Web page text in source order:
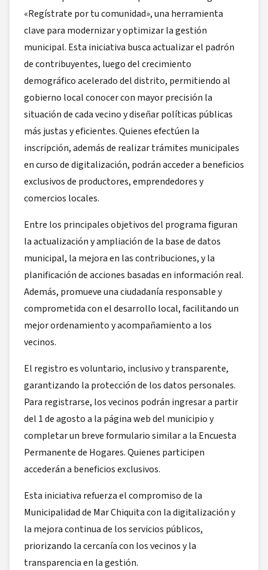
«Regístrate por tu comunidad», una herramienta
clave para modernizar y optimizar la gestión
municipal. Esta iniciativa busca actualizar el padrón
de contribuyentes, luego del crecimiento
demográfico acelerado del distrito, permitiendo al
gobierno local conocer con mayor precisión la
situación de cada vecino y diseñar políticas públicas
más justas y eficientes. Quienes efectúen la
inscripción, además de realizar trámites municipales
en curso de digitalización, podrán acceder a beneficios
exclusivos de productores, emprendedores y
comercios locales.
Entre los principales objetivos del programa figuran
la actualización y ampliación de la base de datos
municipal, la mejora en las contribuciones, y la
planificación de acciones basadas en información real.
Además, promueve una ciudadanía responsable y
comprometida con el desarrollo local, facilitando un
mejor ordenamiento y acompañamiento a los
vecinos.
El registro es voluntario, inclusivo y transparente,
garantizando la protección de los datos personales.
Para registrarse, los vecinos podrán ingresar a partir
del 1 de agosto a la página web del municipio y
completar un breve formulario similar a la Encuesta
Permanente de Hogares. Quienes participen
accederán a beneficios exclusivos.
Esta iniciativa refuerza el compromiso de la
Municipalidad de Mar Chiquita con la digitalización y
la mejora continua de los servicios públicos,
priorizando la cercanía con los vecinos y la
transparencia en la gestión.